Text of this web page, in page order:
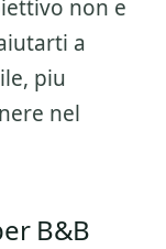
non e
a
piu
nel
B&B